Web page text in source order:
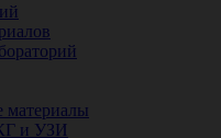
материалы
и УЗИ